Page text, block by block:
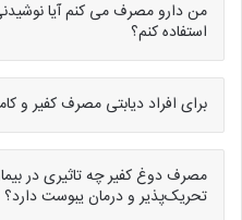
من دارو مصرف می کنم آیا
استفاده کنم؟
برای افراد دیابتی مصرف کفیر و
مصرف دوغ کفیر چه تاثیری در
تحریک‌پذیر و درمان یبوست دارد؟